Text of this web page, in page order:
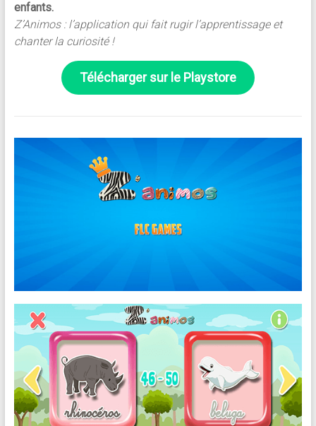
enfants.
Z’Animos : l’application qui fait rugir l’apprentissage et
chanter la curiosité !
Télécharger sur le Playstore